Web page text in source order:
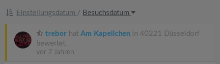
Einstellungsdatum / Besuchsdatum
trebor hat Am Kapellchen in 40221 Düsseldorf
bewertet.
vor 7 Jahren